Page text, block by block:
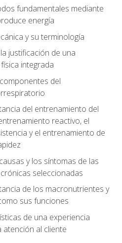
fundamentales mediante
energía
y su terminología
justificación de una
integrada
del
del entrenamiento del
reactivo, el
y el entrenamiento de
y los síntomas de las
seleccionadas
de los macronutrientes y
sus funciones
de una experiencia
atención al cliente